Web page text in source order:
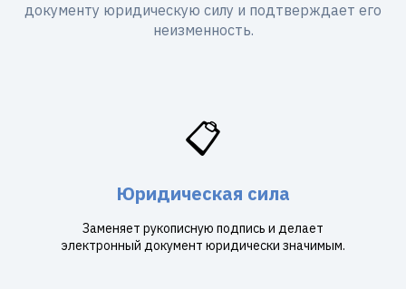
документу юридическую силу и подтверждает его
неизменность.
📋
Юридическая сила
Заменяет рукописную подпись и делает
электронный документ юридически значимым.